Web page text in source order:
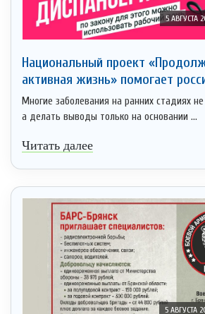
5 АВГУСТА
Национальный проект
активная жизнь» помогает
Многие заболевания на ранних стадиях
а делать выводы только на основании ...
Читать далее
5 АВГУСТА